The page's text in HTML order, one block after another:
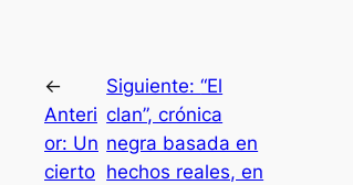
←
Anteri
or: Un
cierto
Siguiente:“El
clan”, crónica
negra basada en
hechos reales, en